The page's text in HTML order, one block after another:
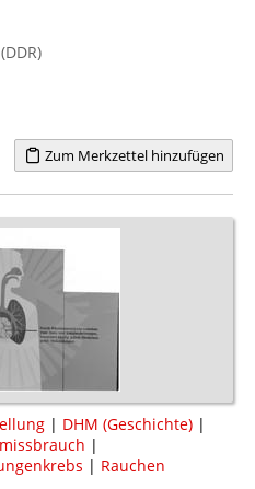
Zum Merkzettel hinzufügen
| DHM (Geschichte) |
|
| Rauchen